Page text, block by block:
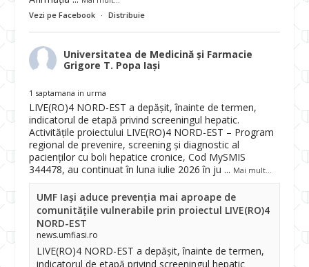
Vezi pe Facebook · Distribuie
Universitatea de Medicină și Farmacie
Grigore T. Popa Iași
1 saptamana in urma
LIVE(RO)4 NORD-EST a depășit, înainte de termen,
indicatorul de etapă privind screeningul hepatic.
Activitățile proiectului LIVE(RO)4 NORD-EST – Program
regional de prevenire, screening și diagnostic al
pacienților cu boli hepatice cronice, Cod MySMIS
344478, au continuat în luna iulie 2026 în ju ... Mai mult...
UMF Iași aduce prevenția mai aproape de
comunitățile vulnerabile prin proiectul LIVE(RO)4
NORD-EST
news.umfiasi.ro
LIVE(RO)4 NORD-EST a depășit, înainte de termen,
indicatorul de etapă privind screeningul hepatic